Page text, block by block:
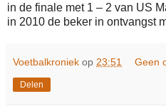
in de finale met 1 – 2 van US
in 2010 de beker in ontvangst
Voetbalkroniek op 23:51 Geen
Delen